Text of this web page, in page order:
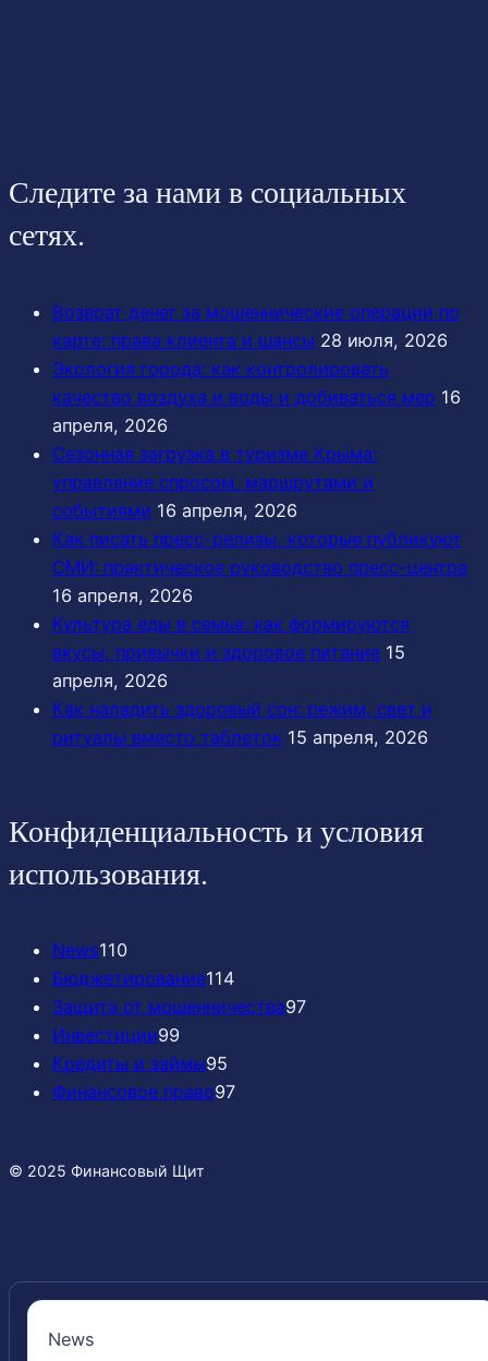
Следите за нами в социальных
сетях.
Возврат денег за мошеннические операции по
карте: права клиента и шансы 28 июля, 2026
Экология города: как контролировать
качество воздуха и воды и добиваться мер 16
апреля, 2026
Сезонная загрузка в туризме Крыма:
управление спросом, маршрутами и
событиями 16 апреля, 2026
Как писать пресс-релизы, которые публикуют
СМИ: практическое руководство пресс-центра
16 апреля, 2026
Культура еды в семье: как формируются
вкусы, привычки и здоровое питание 15
апреля, 2026
Как наладить здоровый сон: режим, свет и
ритуалы вместо таблеток 15 апреля, 2026
Конфиденциальность и условия
использования.
News110
Бюджетирование114
Защита от мошенничества97
Инвестиции99
Кредиты и займы95
Финансовое право97
© 2025 Финансовый Щит
News